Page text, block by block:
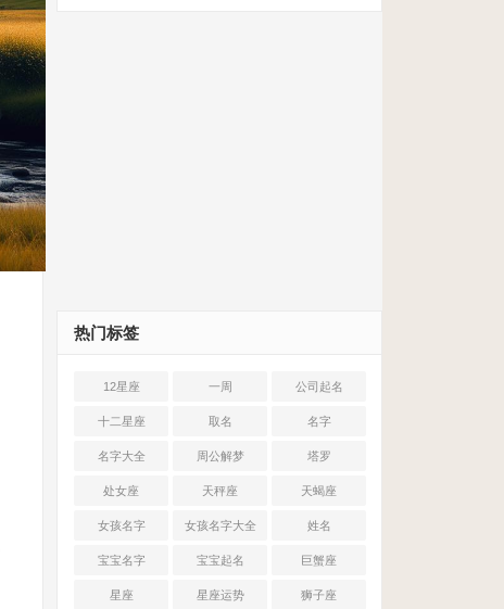
热门标签
12星座 一周 公司起名
十二星座 取名 名字
名字大全 周公解梦 塔罗
处女座 天秤座 天蝎座
女孩名字 女孩名字大全 姓名
宝宝名字 宝宝起名 巨蟹座
星座 星座运势 狮子座